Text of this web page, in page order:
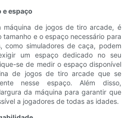
e espaço
máquina de jogos de tiro arcade, é
e o espaço necessário para
como simuladores de caça, podem
um espaço dedicado no seu
se de medir o espaço disponível
de jogos de tiro arcade que se
nesse espaço. Além disso,
da máquina para garantir que
a jogadores de todas as idades.